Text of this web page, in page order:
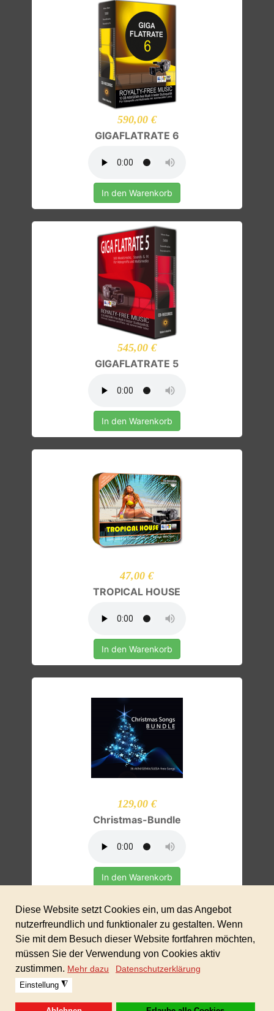
590,00 €
GIGAFLATRATE 6
In den Warenkorb
545,00 €
GIGAFLATRATE 5
In den Warenkorb
47,00 €
TROPICAL HOUSE
In den Warenkorb
129,00 €
Christmas-Bundle
In den Warenkorb